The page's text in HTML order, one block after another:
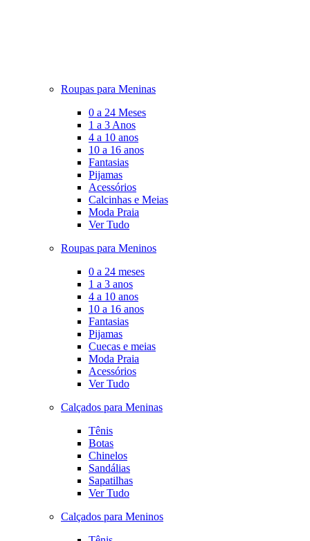
Roupas para Meninas
0 a 24 Meses
1 a 3 Anos
4 a 10 anos
10 a 16 anos
Fantasias
Pijamas
Acessórios
Calcinhas e Meias
Moda Praia
Ver Tudo
Roupas para Meninos
0 a 24 meses
1 a 3 anos
4 a 10 anos
10 a 16 anos
Fantasias
Pijamas
Cuecas e meias
Moda Praia
Acessórios
Ver Tudo
Calçados para Meninas
Tênis
Botas
Chinelos
Sandálias
Sapatilhas
Ver Tudo
Calçados para Meninos